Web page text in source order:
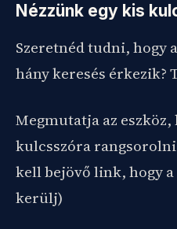
Nézzünk egy kis
Szeretnéd tudni, hogy
hány keresés érkezik?
Megmutatja az
kulcsszóra
kell bejövő link, hogy
kerülj)